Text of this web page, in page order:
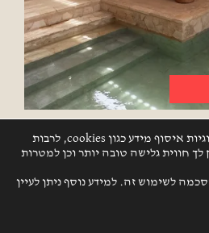
עם בריכה
עם מרפסת ובריכת אבן מדברית
באתר זה נעשה שימוש בטכנולוגיות איסוף מידע כגון cookies, לרבות
חווית גלישה טובה יותר וכן למטרות
לשימוש זה. למידע נוסף ניתן לעיין